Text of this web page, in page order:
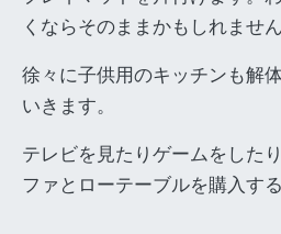
くならそのままかもしれません
徐々に子供用のキッチンも解
いきます。
テレビを見たりゲームをした
ファとローテーブルを購入す